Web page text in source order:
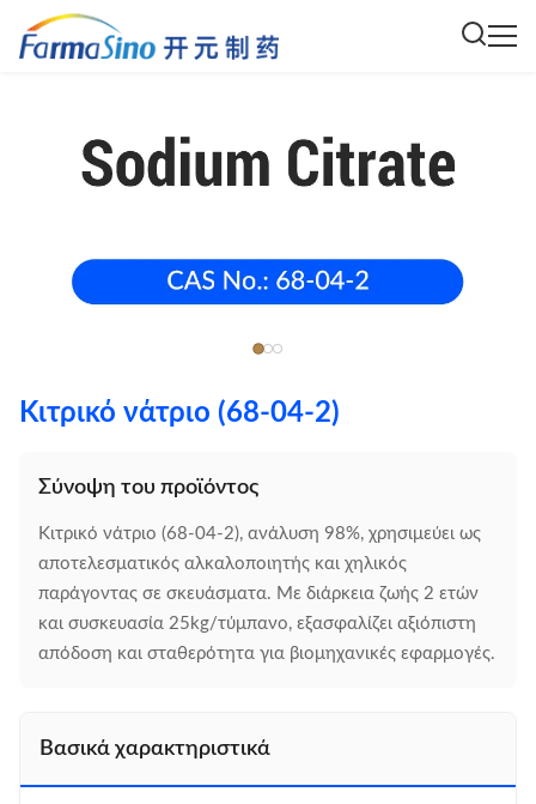
Κιτρικό νάτριο (68-04-2)
Σύνοψη του προϊόντος
Κιτρικό νάτριο (68-04-2), ανάλυση 98%, χρησιμεύει ως
αποτελεσματικός αλκαλοποιητής και χηλικός
παράγοντας σε σκευάσματα. Με διάρκεια ζωής 2 ετών
και συσκευασία 25kg/τύμπανο, εξασφαλίζει αξιόπιστη
απόδοση και σταθερότητα για βιομηχανικές εφαρμογές.
Βασικά χαρακτηριστικά